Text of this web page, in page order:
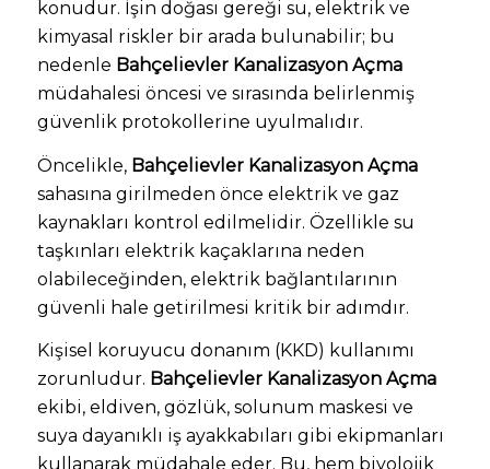
konudur. İşin doğası gereği su, elektrik ve
kimyasal riskler bir arada bulunabilir; bu
nedenle Bahçelievler Kanalizasyon Açma
müdahalesi öncesi ve sırasında belirlenmiş
güvenlik protokollerine uyulmalıdır.
Öncelikle, Bahçelievler Kanalizasyon Açma
sahasına girilmeden önce elektrik ve gaz
kaynakları kontrol edilmelidir. Özellikle su
taşkınları elektrik kaçaklarına neden
olabileceğinden, elektrik bağlantılarının
güvenli hale getirilmesi kritik bir adımdır.
Kişisel koruyucu donanım (KKD) kullanımı
zorunludur. Bahçelievler Kanalizasyon Açma
ekibi, eldiven, gözlük, solunum maskesi ve
suya dayanıklı iş ayakkabıları gibi ekipmanları
kullanarak müdahale eder. Bu, hem biyolojik